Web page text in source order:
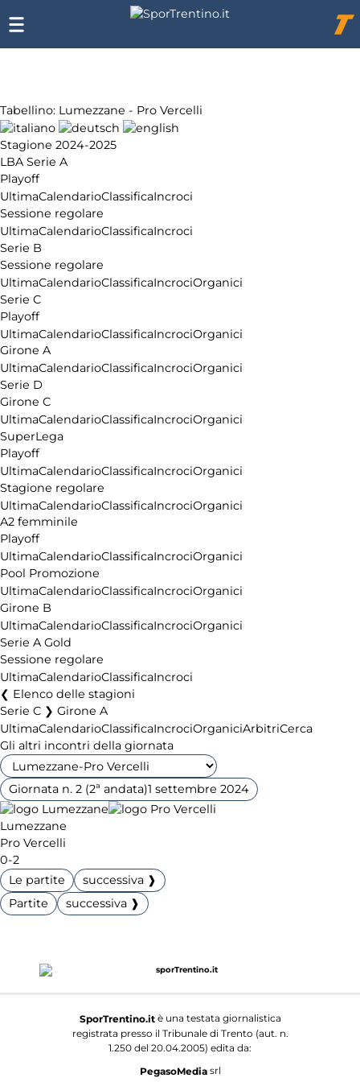
Tabellino: Lumezzane - Pro Vercelli
Stagione 2024-2025
LBA Serie A
Playoff
UltimaCalendarioClassificaIncroci
Sessione regolare
UltimaCalendarioClassificaIncroci
Serie B
Sessione regolare
UltimaCalendarioClassificaIncrociOrganici
Serie C
Playoff
UltimaCalendarioClassificaIncrociOrganici
Girone A
UltimaCalendarioClassificaIncrociOrganici
Serie D
Girone C
UltimaCalendarioClassificaIncrociOrganici
SuperLega
Playoff
UltimaCalendarioClassificaIncrociOrganici
Stagione regolare
UltimaCalendarioClassificaIncrociOrganici
A2 femminile
Playoff
UltimaCalendarioClassificaIncrociOrganici
Pool Promozione
UltimaCalendarioClassificaIncrociOrganici
Girone B
UltimaCalendarioClassificaIncrociOrganici
Serie A Gold
Sessione regolare
UltimaCalendarioClassificaIncroci
Elenco delle stagioni
Serie C ❯ Girone A
UltimaCalendarioClassificaIncrociOrganiciArbitriCerca
Gli altri incontri della giornata
Giornata n. 2 (2ª andata)1 settembre 2024
Lumezzane
Pro Vercelli
0-2
Le partite
successiva ❱
Partite
successiva ❱
SporTrentino.itè una testata giornalistica
registrata presso il Tribunale di Trento (aut. n.
1.250 del 20.04.2005) edita da:
PegasoMediasrl
Chi
siamo
Affiliazione